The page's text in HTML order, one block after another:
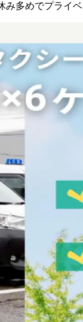
み多めでプライ